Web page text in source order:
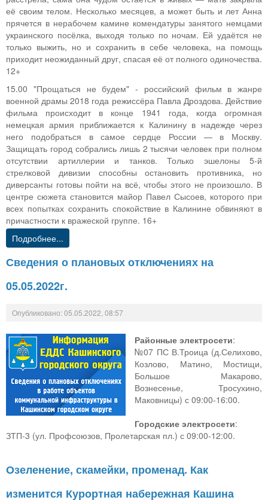
её своим телом. Несколько месяцев, а может быть и лет Анна
прячется в нерабочем камине комендатуры занятого немцами
украинского посёлка, выходя только по ночам. Ей удаётся не
только выжить, но и сохранить в себе человека, на помощь
приходит неожиданный друг, спасая её от полного одиночества.
12+
15.00 "Прощаться не будем" - российский фильм в жанре
военной драмы 2018 года режиссёра Павла Дроздова. Действие
фильма происходит в конце 1941 года, когда огромная
немецкая армия приближается к Калинину в надежде через
него подобраться в самое сердце России — в Москву.
Защищать город собрались лишь 2 тысячи человек при полном
отсутствии артиллерии и танков. Только эшелоны 5-й
стрелковой дивизии способны остановить противника, но
диверсанты готовы пойти на всё, чтобы этого не произошло. В
центре сюжета становится майор Павел Сысоев, которого при
всех попытках сохранить спокойствие в Калинине обвиняют в
причастности к вражеской группе. 16+
Подробнее...
Сведения о плановых отключениях на
05.05.2022г.
Опубликовано: 05.05.2022, 08:57
Районные электросети:
№07 ПС В.Троица (д.Селихово,
Козлово, Матино, Мостищи,
Большое Макарово,
Вознесенье, Тросухино,
Маковницы) с 09:00-16:00.
Городские электросети:
ЗТП-3 (ул. Профсоюзов, Пролетарская пл.) с 09:00-12:00.
Озеленение, скамейки, променад. Как
изменится Курортная набережная Кашина